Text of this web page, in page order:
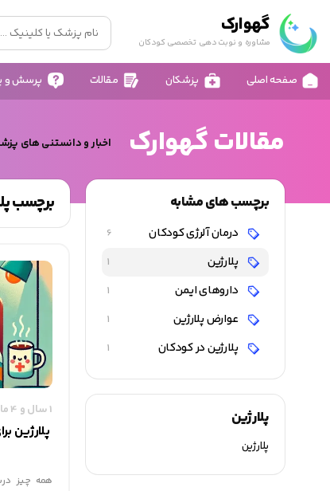
گهوارک
مشاوره و نوبت دهی تخصصی کودکان
صفحه اصلی پزشکان مقالات پرسش و
مقالات گهوارک اخبار و دانستنی های
برچسب های مشابه
درمان آلرژی کودکان 6
پلارژین 1
داروهای ایمن 1
عوارض پلارژین 1
پلارژین در کودکان 1
پلارژین
پلارژین
برچسب
1 سال و 4 ماه و 14 روز قبل
پلارژین
همه چیز